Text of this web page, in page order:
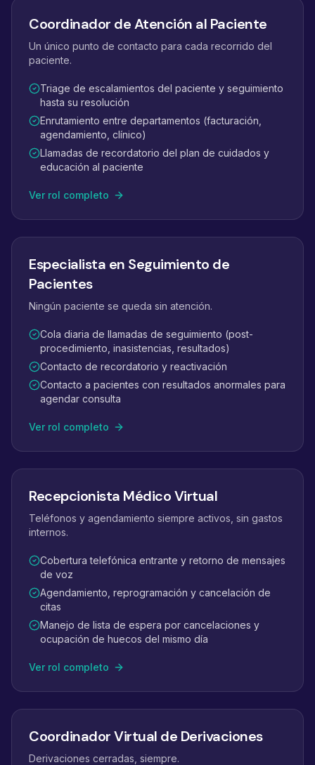
Coordinador de Atención al Paciente
Un único punto de contacto para cada recorrido del
paciente.
Triage de escalamientos del paciente y seguimiento
hasta su resolución
Enrutamiento entre departamentos (facturación,
agendamiento, clínico)
Llamadas de recordatorio del plan de cuidados y
educación al paciente
Ver rol completo
Especialista en Seguimiento de
Pacientes
Ningún paciente se queda sin atención.
Cola diaria de llamadas de seguimiento (post-
procedimiento, inasistencias, resultados)
Contacto de recordatorio y reactivación
Contacto a pacientes con resultados anormales para
agendar consulta
Ver rol completo
Recepcionista Médico Virtual
Teléfonos y agendamiento siempre activos, sin gastos
internos.
Cobertura telefónica entrante y retorno de mensajes
de voz
Agendamiento, reprogramación y cancelación de
citas
Manejo de lista de espera por cancelaciones y
ocupación de huecos del mismo día
Ver rol completo
Coordinador Virtual de Derivaciones
Derivaciones cerradas, siempre.